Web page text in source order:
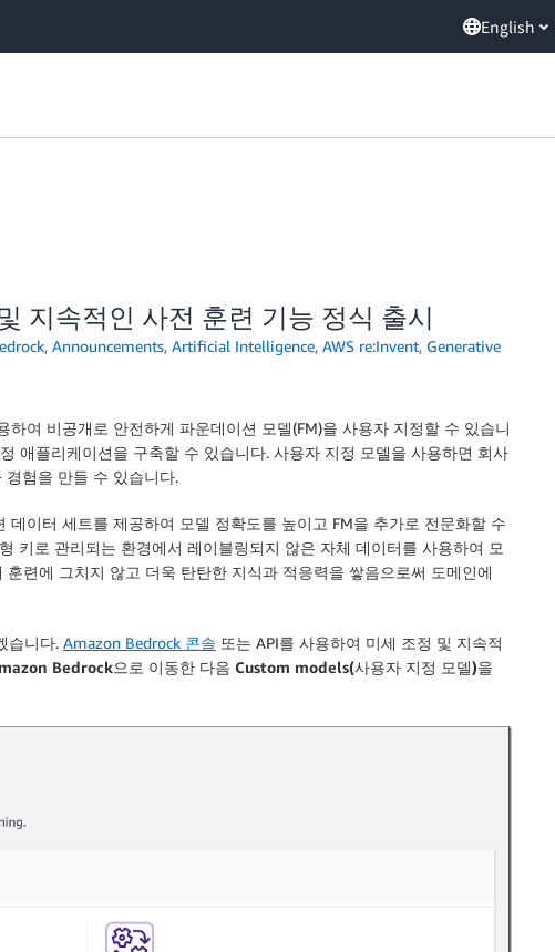
English
지속적인 사전 훈련 기능 정식 출시
, Announcements, Artificial Intelligence, AWS re:Invent, Generative
하여 비공개로 안전하게 파운데이션 모델(FM)을 사용자 지정할 수 있습니
애플리케이션을 구축할 수 있습니다. 사용자 지정 모델을 사용하면 회사
경험을 만들 수 있습니다.
데이터 세트를 제공하여 모델 정확도를 높이고 FM을 추가로 전문화할 수
키로 관리되는 환경에서 레이블링되지 않은 자체 데이터를 사용하여 모
련에 그치지 않고 더욱 탄탄한 지식과 적응력을 쌓음으로써 도메인에
습니다. Amazon Bedrock 콘솔 또는 API를 사용하여 미세 조정 및 지속적
Bedrock으로 이동한 다음 Custom models(사용자 지정 모델)을